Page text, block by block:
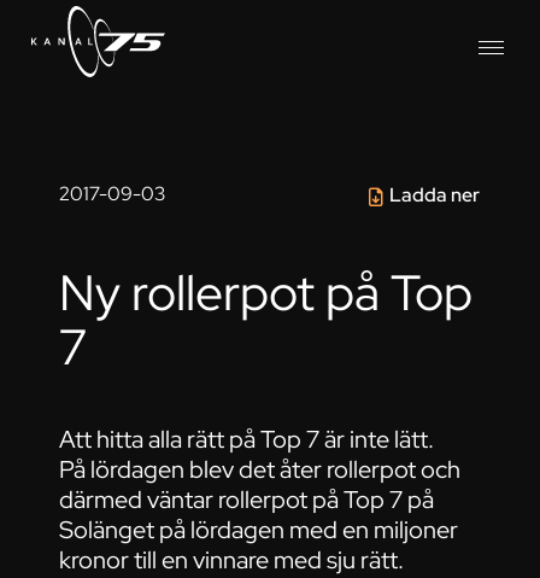
2017-09-03 Ladda ner
Ny rollerpot på Top
7
Att hitta alla rätt på Top 7 är inte lätt.
På lördagen blev det åter rollerpot och
därmed väntar rollerpot på Top 7 på
Solänget på lördagen med en miljoner
kronor till en vinnare med sju rätt.